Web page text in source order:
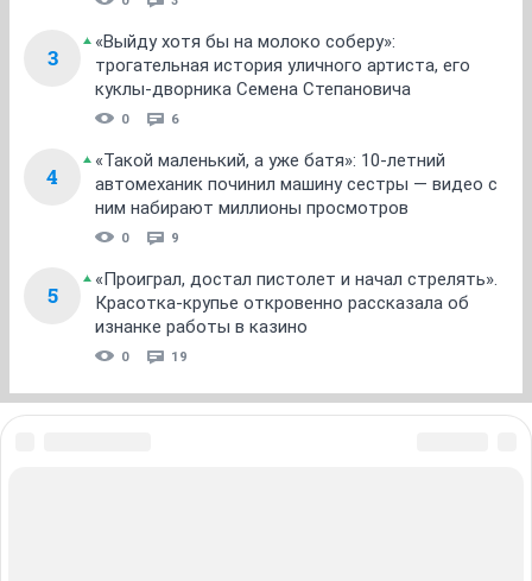
3
«Выйду хотя бы на молоко соберу»:
трогательная история уличного артиста, его
куклы-дворника Семена Степановича
0 6
4
«Такой маленький, а уже батя»: 10-летний
автомеханик починил машину сестры — видео с
ним набирают миллионы просмотров
0 9
5
«Проиграл, достал пистолет и начал стрелять».
Красотка-крупье откровенно рассказала об
изнанке работы в казино
0 19